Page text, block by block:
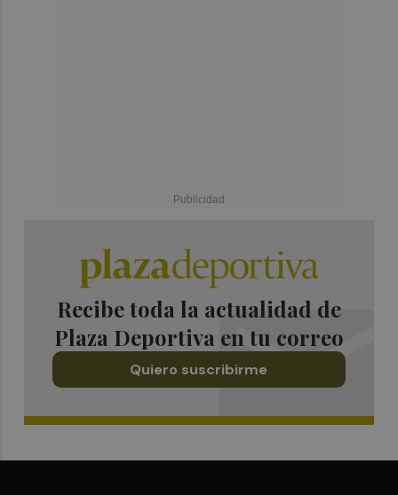
Recibe toda la actualidad de
Plaza Deportiva en tu correo
Quiero suscribirme